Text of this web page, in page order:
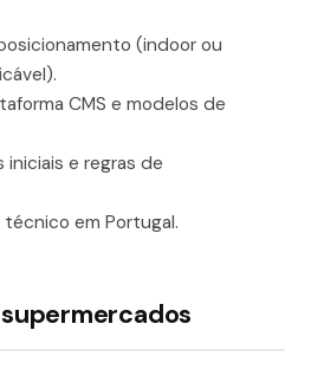
(indoor ou
CMS e modelos de
e regras de
em Portugal.